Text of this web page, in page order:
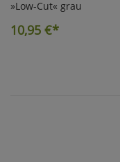
»Low-Cut« grau
10,95 €*